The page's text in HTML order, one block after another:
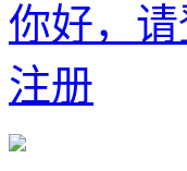
你好，
注册